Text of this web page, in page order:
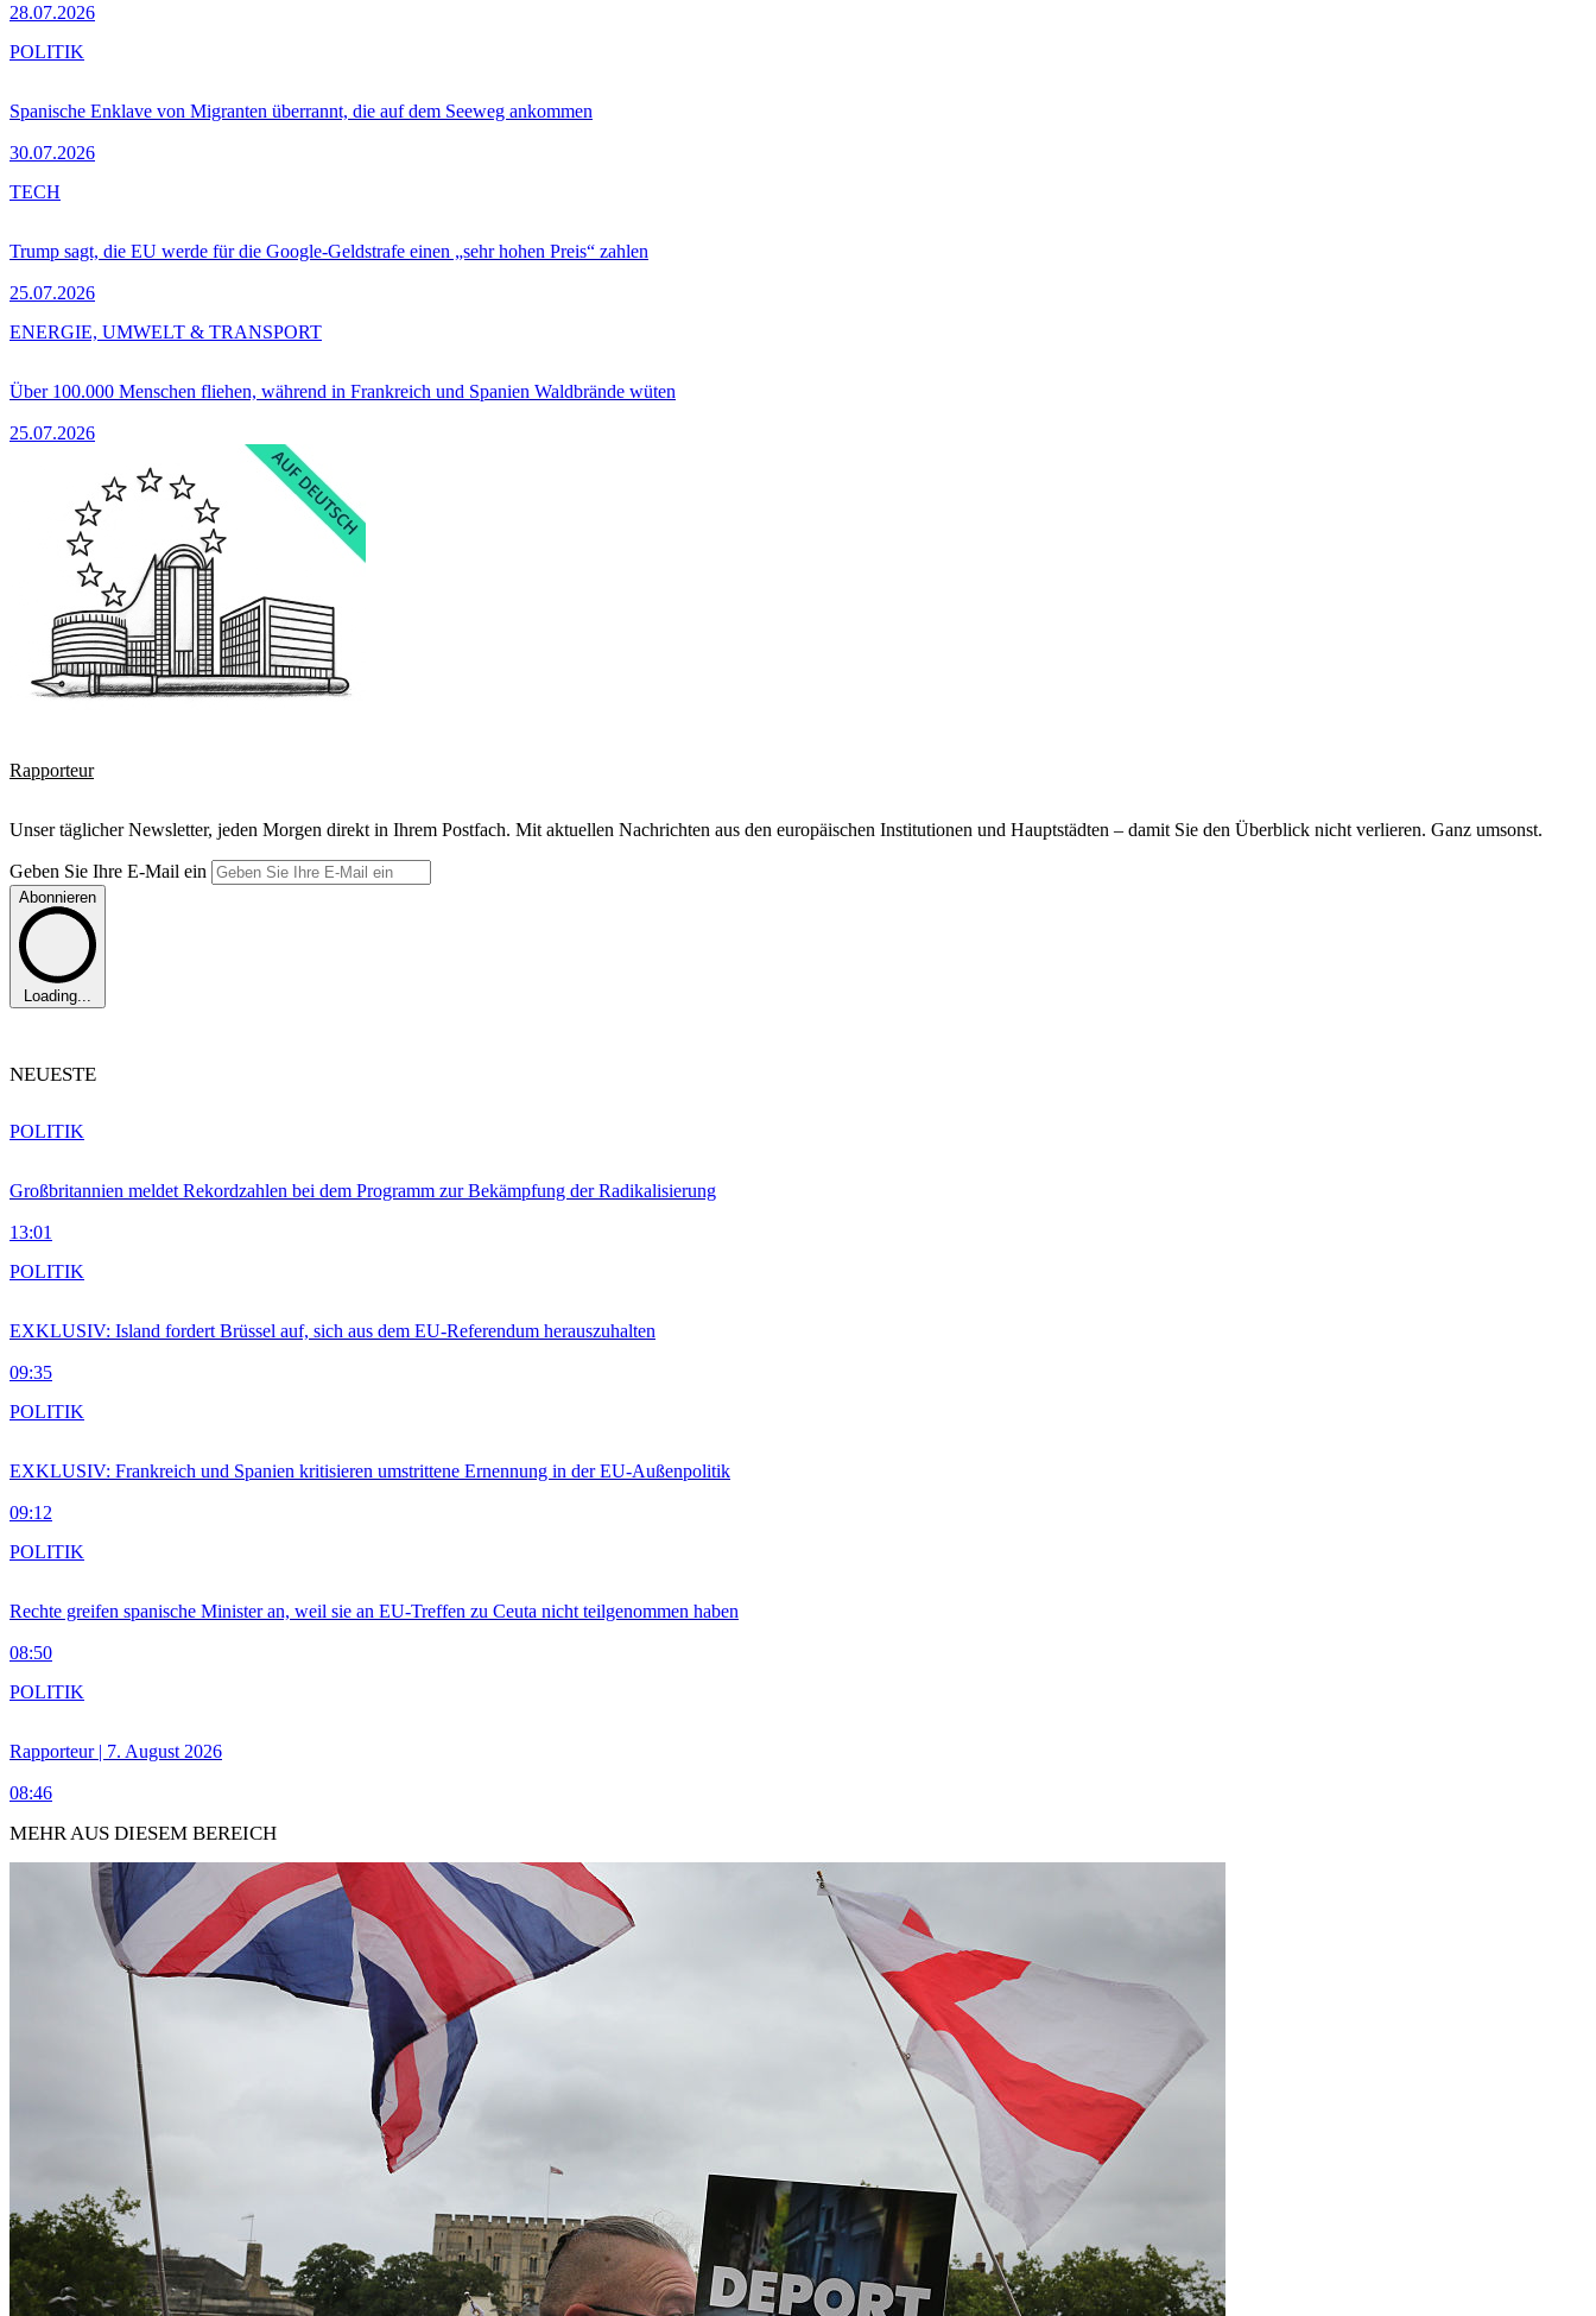
28.07.2026
Spanische Enklave von Migranten überrannt, die auf dem Seeweg ankommen
30.07.2026
POLITIK
Trump sagt, die EU werde für die Google-Geldstrafe einen „sehr hohen Preis“ zahlen
25.07.2026
TECH
Über 100.000 Menschen fliehen, während in Frankreich und Spanien Waldbrände wüten
25.07.2026
ENERGIE, UMWELT & TRANSPORT
Rapporteur
Unser täglicher Newsletter, jeden Morgen direkt in Ihrem Postfach. Mit aktuellen Nachrichten aus den europäischen Institutionen und Hauptstädten – damit Sie den Überblick nicht verlieren. Ganz umsonst.
Geben Sie Ihre E-Mail ein
Abonnieren
Loading...
NEUESTE
Großbritannien meldet Rekordzahlen bei dem Programm zur Bekämpfung der Radikalisierung
13:01
POLITIK
EXKLUSIV: Island fordert Brüssel auf, sich aus dem EU-Referendum herauszuhalten
09:35
POLITIK
EXKLUSIV: Frankreich und Spanien kritisieren umstrittene Ernennung in der EU-Außenpolitik
09:12
POLITIK
Rechte greifen spanische Minister an, weil sie an EU-Treffen zu Ceuta nicht teilgenommen haben
08:50
POLITIK
Rapporteur | 7. August 2026
08:46
POLITIK
MEHR AUS DIESEM BEREICH